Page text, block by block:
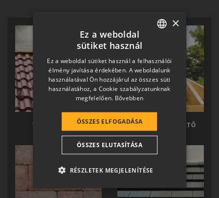
TERRÁN TETŐ TERRÁN KÉSZTETŐ
HUNGARIAN
SLOVAK
GERMAN
ROMANIAN
CROATIAN
SR
RO-HU
×
Ez a weboldal
sütiket használ
Ez a weboldal sütiket használ a felhasználói
élmény javítása érdekében. A weboldalunk
használatával Ön hozzájárul az összes süti
használatához, a Cookie szabályzatunknak
megfelelően. Bővebben
ÖSSZES ELFOGADÁSA
ÖSSZES ELUTASÍTÁSA
RÉSZLETEK MEGJELENÍTÉSE